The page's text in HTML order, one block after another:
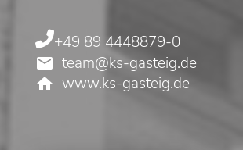
+49 89 4448879-0
team@ks-gasteig.de
www.ks-gasteig.de